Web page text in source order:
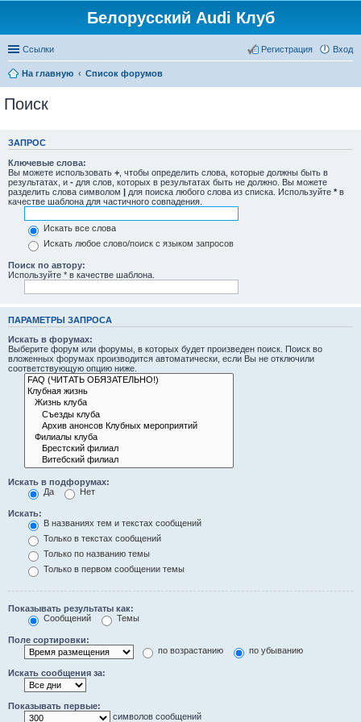
Белорусский Audi Клуб
Ссылки Вход
Регистрация
На главную Список форумов
Поиск
ЗАПРОС
Ключевые слова:
Вы можете использовать + , чтобы определить слова, которые должны быть в
результатах, и - для слов, которых в результатах быть не должно. Вы можете
разделить слова символом | для поиска любого слова из списка. Используйте * в
качестве шаблона для частичного совпадения.
Искать все слова
Искать любое слово/поиск с языком запросов
Поиск по автору:
Используйте * в качестве шаблона.
ПАРАМЕТРЫ ЗАПРОСА
Искать в форумах:
Выберите форум или форумы, в которых будет произведен поиск. Поиск во
вложенных форумах производится автоматически, если Вы не отключили
соответствующую опцию ниже.
Искать в подфорумах:
Да
Нет
Искать:
В названиях тем и текстах сообщений
Только в текстах сообщений
Только по названию темы
Только в первом сообщении темы
Показывать результаты как:
Сообщений
Темы
Поле сортировки:
по возрастанию
по убыванию
Искать сообщения за:
Показывать первые:
символов сообщений